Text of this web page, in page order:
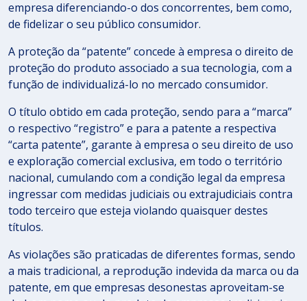
empresa diferenciando-o dos concorrentes, bem como,
de fidelizar o seu público consumidor.
A proteção da “patente” concede à empresa o direito de
proteção do produto associado a sua tecnologia, com a
função de individualizá-lo no mercado consumidor.
O título obtido em cada proteção, sendo para a “marca”
o respectivo “registro” e para a patente a respectiva
“carta patente”, garante à empresa o seu direito de uso
e exploração comercial exclusiva, em todo o território
nacional, cumulando com a condição legal da empresa
ingressar com medidas judiciais ou extrajudiciais contra
todo terceiro que esteja violando quaisquer destes
títulos.
As violações são praticadas de diferentes formas, sendo
a mais tradicional, a reprodução indevida da marca ou da
patente, em que empresas desonestas aproveitam-se